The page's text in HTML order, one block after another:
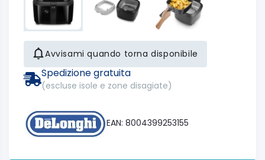
Avvisami quando torna disponibile
Spedizione gratuita
(escluse isole e zone disagiate)
EAN: 8004399253155